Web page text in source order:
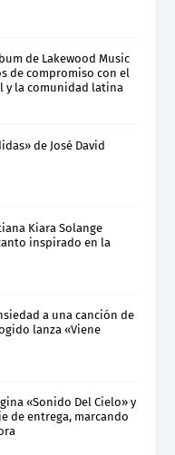
de Lakewood Music
de compromiso con el
y la comunidad latina
de José David
Kiara Solange
inspirado en la
a una canción de
lanza «Viene
«Sonido Del Cielo» y
de entrega, marcando